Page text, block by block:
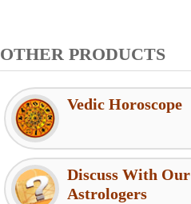
OTHER PRODUCTS
Vedic Horoscope
Discuss With Our
Astrologers